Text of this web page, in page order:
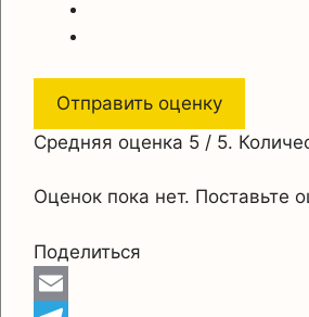
Отправить оценку
Средняя оценка 5 / 5.
Оценок пока нет. Поставьте
Поделиться